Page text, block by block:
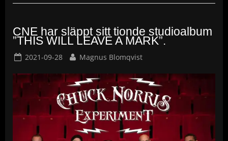
CNE har släppt sitt tionde studioalbum
”THIS WILL LEAVE A MARK”.
Posted
2021-09-28 By
Magnus Blomqvist